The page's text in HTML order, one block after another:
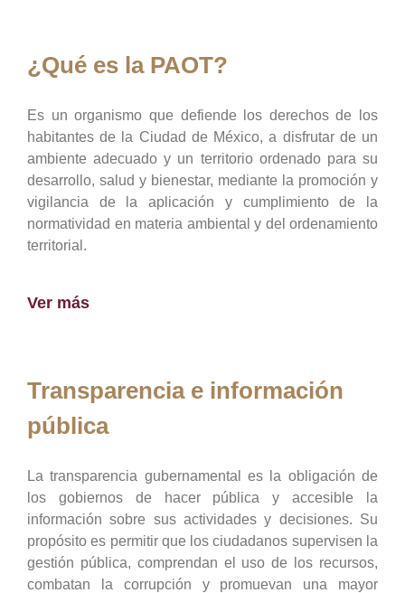
¿Qué es la PAOT?
Es un organismo que defiende los derechos de los
habitantes de la Ciudad de México, a disfrutar de un
ambiente adecuado y un territorio ordenado para su
desarrollo, salud y bienestar, mediante la promoción y
vigilancia de la aplicación y cumplimiento de la
normatividad en materia ambiental y del ordenamiento
territorial.
Ver más
Transparencia e información
pública
La transparencia gubernamental es la obligación de
los gobiernos de hacer pública y accesible la
información sobre sus actividades y decisiones. Su
propósito es permitir que los ciudadanos supervisen la
gestión pública, comprendan el uso de los recursos,
combatan la corrupción y promuevan una mayor